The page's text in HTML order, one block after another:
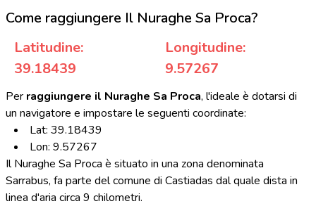
Come raggiungere Il Nuraghe Sa Proca?
Latitudine:
39.18439
Longitudine:
9.57267
Per raggiungere il Nuraghe Sa Proca, l'ideale è dotarsi di
un navigatore e impostare le seguenti coordinate:
Lat: 39.18439
Lon: 9.57267
Il Nuraghe Sa Proca è situato in una zona denominata
Sarrabus, fa parte del comune di Castiadas dal quale dista in
linea d'aria circa 9 chilometri.